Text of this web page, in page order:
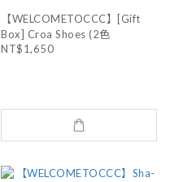
【WELCOMETOCCC】[Gift
Box] Croa Shoes (2色
NT$1,650